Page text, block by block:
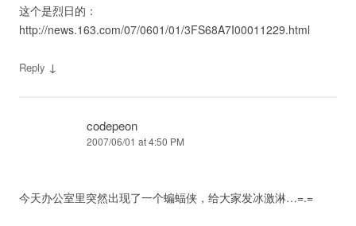
这个是烈日的：
http://news.163.com/07/0601/01/3FS68A7I00011229.html
Reply ↓
codepeon
2007/06/01 at 4:50 PM
今天办公室里突然出现了一个蝙蝠侠，给大家发冰激淋…=.=